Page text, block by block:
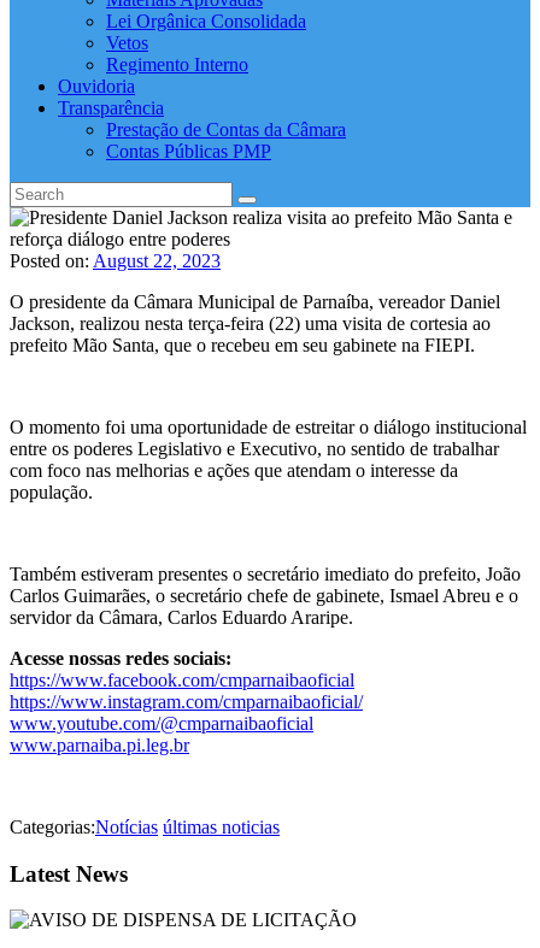
Lei Orgânica Consolidada
Vetos
Regimento Interno
Ouvidoria
Transparência
Prestação de Contas da Câmara
Contas Públicas PMP
Posted on: August 22, 2023
O presidente da Câmara Municipal de Parnaíba, vereador Daniel
Jackson, realizou nesta terça-feira (22) uma visita de cortesia ao
prefeito Mão Santa, que o recebeu em seu gabinete na FIEPI.
O momento foi uma oportunidade de estreitar o diálogo institucional
entre os poderes Legislativo e Executivo, no sentido de trabalhar
com foco nas melhorias e ações que atendam o interesse da
população.
Também estiveram presentes o secretário imediato do prefeito, João
Carlos Guimarães, o secretário chefe de gabinete, Ismael Abreu e o
servidor da Câmara, Carlos Eduardo Araripe.
Acesse nossas redes sociais:
https://www.facebook.com/cmparnaibaoficial
https://www.instagram.com/cmparnaibaoficial/
www.youtube.com/@cmparnaibaoficial
www.parnaiba.pi.leg.br
Categorias:Notícias últimas noticias
Latest News